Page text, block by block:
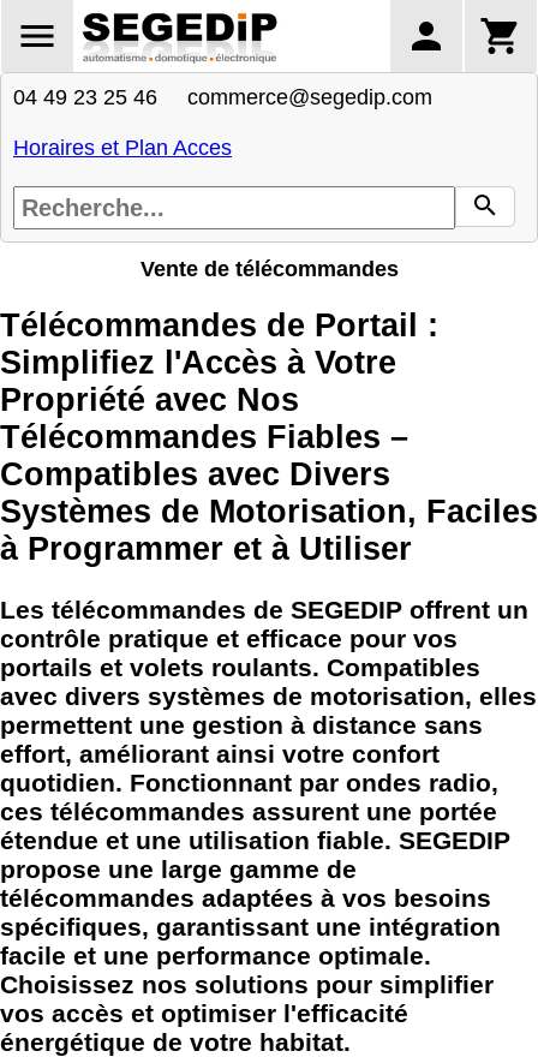
04 49 23 25 46 commerce@segedip.com
Horaires et Plan Acces
Vente de télécommandes
Télécommandes de Portail :
Simplifiez l'Accès à Votre
Propriété avec Nos
Télécommandes Fiables –
Compatibles avec Divers
Systèmes de Motorisation, Faciles
à Programmer et à Utiliser
Les télécommandes de SEGEDIP offrent un
contrôle pratique et efficace pour vos
portails et volets roulants. Compatibles
avec divers systèmes de motorisation, elles
permettent une gestion à distance sans
effort, améliorant ainsi votre confort
quotidien. Fonctionnant par ondes radio,
ces télécommandes assurent une portée
étendue et une utilisation fiable. SEGEDIP
propose une large gamme de
télécommandes adaptées à vos besoins
spécifiques, garantissant une intégration
facile et une performance optimale.
Choisissez nos solutions pour simplifier
vos accès et optimiser l'efficacité
énergétique de votre habitat.